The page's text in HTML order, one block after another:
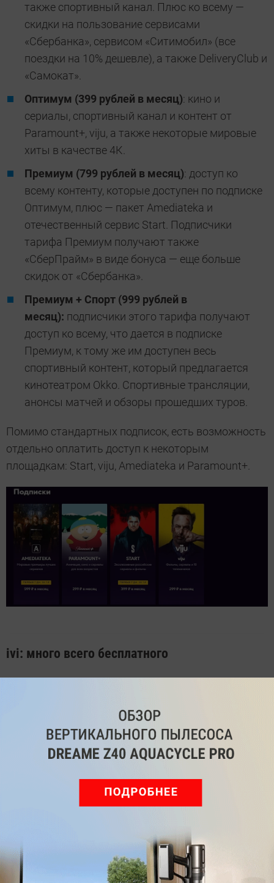
также спортивный канал. Плюс ко всему —
скидки на пользование сервисами
«Сбербанка», сервисом «Ситимобил» (все
поездки на 10% дешевле), а также DeliveryClub и
«Самокат».
Оптимум (399 рублей в месяц): кино и
сериалы, спортивный канал и контент от
Paramount+, viju, а также некоторые мировые
хиты в качестве 4К.
Премиум (799 рублей в месяц): доступ ко
всему контенту, которые доступен по подписке
Оптимум, плюс — пакет Amediateka и
отечественный сервис Start. Подписчики
тарифа Премиум получают также
«СберПрайм» в виде бонуса — еще больше
скидок от «Сбербанка».
Премиум + Спорт (999 рублей в
месяц): подписчики этого тарифа получают
доступ ко всему, что дается в подписке
Премиум, к тому же им доступен весь
спортивный контент, который предлагается
кинотеатром Okko. Спортивные трансляции,
анонсы матчей и обзоры прошедших туров.
Помимо стандартных подписок, есть возможность
отдельно оплатить доступ к некоторым
площадкам: Start, viju, Amediateka и Paramount+.
ivi: много всего бесплатного
Платформы: ПК, СмартТВ, Android,iOS, консоли
Контент: фильмы, сериалы, спортивные
трансляции, телеканалы
огромной библиотекой, включающей более 80 000
произведений, которая регулярно пополняется.
спортивные трансляции. Классическая
подписка здесь всего одна —за 399 рублей в
месяц,
оплатив которую, вы получаете доступ ко